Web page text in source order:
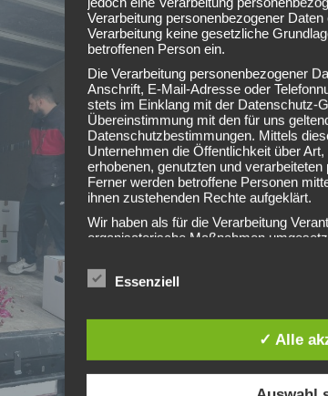
Verarbeitung personenbezogener
Verarbeitung keine gesetzliche
betroffenen Person ein.
Die Verarbeitung personenbezogener
Anschrift, E-Mail-Adresse oder
stets im Einklang mit der Datenschutz-
Übereinstimmung mit den für uns
Datenschutzbestimmungen. Mittels
Unternehmen die Öffentlichkeit über
erhobenen, genutzten und
Ferner werden betroffene Personen
ihnen zustehenden Rechte aufgeklärt.
Wir haben als für die Verarbeitung
organisatorische Maßnahmen
sicherzustellen. Dennoch können
grundsätzlich Sicherheitslücken
telefonisch, an uns zu übermitteln.
Essenziell
✓ Alle